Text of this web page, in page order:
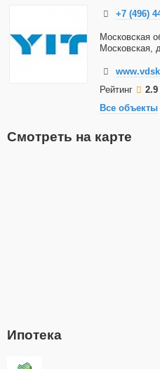
+7 (496)
Московская
Московская,
Рейтинг
2.9
Все объекты
Смотреть на карте
Ипотека